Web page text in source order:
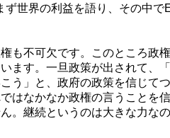
ず世界の利益を語り、その中で
も不可欠です。このところ政
ます。一旦政策が出されて、
う」と、政府の政策を信じて
はなかなか政権の言うことを
。継続というのは大きな力な